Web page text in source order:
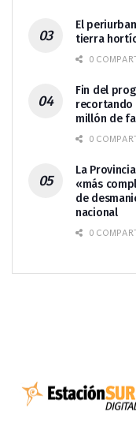
El
tierra
0
Fin del
recortando
millón de
0
La
«más
de
nacional
0